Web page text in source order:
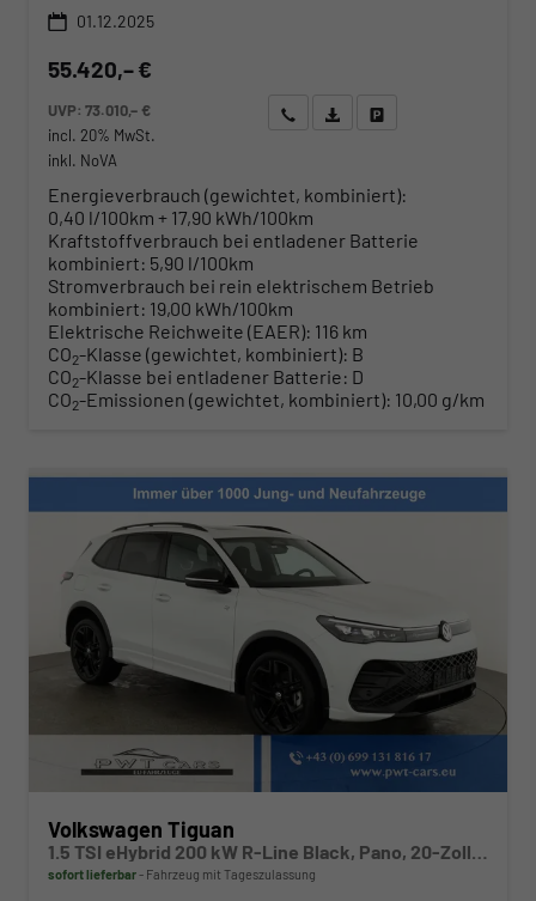
01.12.2025
55.420,– €
UVP:73.010,– €
incl. 20% MwSt.
inkl. NoVA
Wir rufen Sie anAngebot drucken (PDF)
Energieverbrauch (gewichtet, kombiniert):
0,40 l/100km + 17,90 kWh/100km
Kraftstoffverbrauch bei entladener Batterie
kombiniert: 5,90 l/100km
Stromverbrauch bei rein elektrischem Betrieb
kombiniert: 19,00 kWh/100km
Elektrische Reichweite (EAER): 116 km
CO2-Klasse (gewichtet, kombiniert): B
CO2-Klasse bei entladener Batterie: D
CO2-Emissionen (gewichtet, kombiniert): 10,00 g/km
Volkswagen Tiguan
sofort lieferbar Fahrzeug mit Tageszulassung